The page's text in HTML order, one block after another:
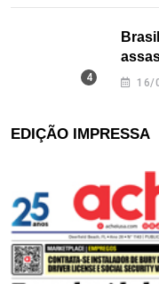
16/
EDIÇÃO IMPRESSA